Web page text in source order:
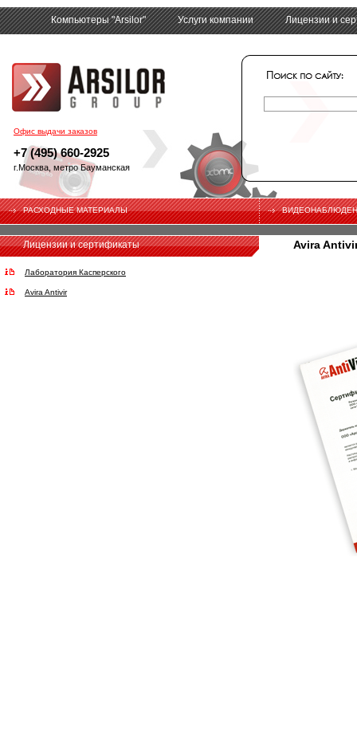
Офис выдачи заказов
+7 (495) 660-2925
г.Москва, метро Бауманская
Компьютеры "Arsilor" Услуги компании Лицензии и
РАСХОДНЫЕ МАТЕРИАЛЫ
Лицензии и сертификаты
Лаборатория Касперского
Avira Antivir
Avira